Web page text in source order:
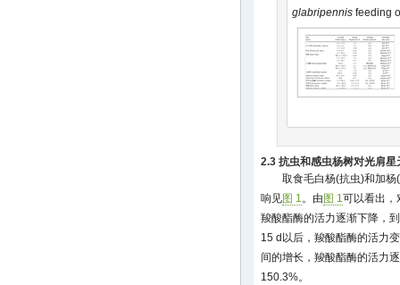
glabripennis feeding
2.3 抗虫和感虫杨树对光肩
取食毛白杨(抗虫)和加
响见图 1 。由图 1 可以看出，
羧酸酯酶的活力逐渐下降，
15 d以后，羧酸酯酶的活力
间的增长，羧酸酯酶的活力
150.3%。